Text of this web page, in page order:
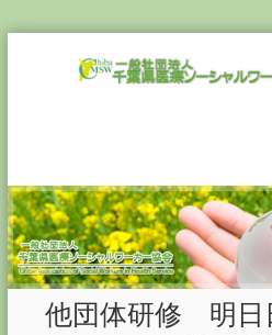
一
般
人
千
葉
県
医
療
他団体研修 明日